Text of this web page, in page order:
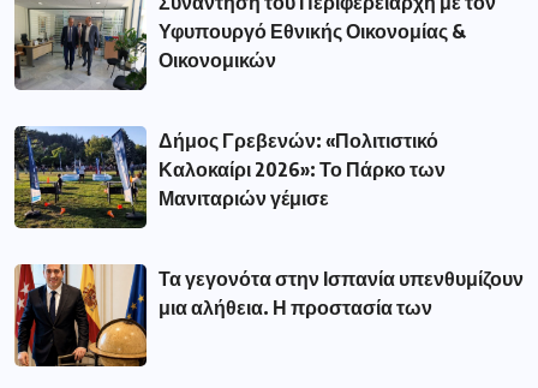
Υφυπουργό Εθνικής Οικονομίας &
Οικονομικών
Δήμος Γρεβενών: «Πολιτιστικό
Καλοκαίρι 2026»: Το Πάρκο των
Μανιταριών γέμισε
Τα γεγονότα στην Ισπανία υπενθυμίζουν
μια αλήθεια. Η προστασία των